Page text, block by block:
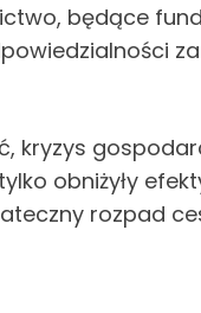
będące
kryzys
obniżyły
rozpad